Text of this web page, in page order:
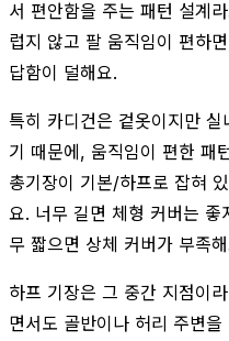
서 편안함을 주는 패턴 설계
럽지 않고 팔 움직임이 편하
답함이 덜해요.
특히 카디건은 겉옷이지만
기 때문에, 움직임이 편한 패
총기장이 기본/하프로 잡혀
요. 너무 길면 체형 커버는
무 짧으면 상체 커버가 부족
하프 기장은 그 중간 지점이
면서도 골반이나 허리 주변